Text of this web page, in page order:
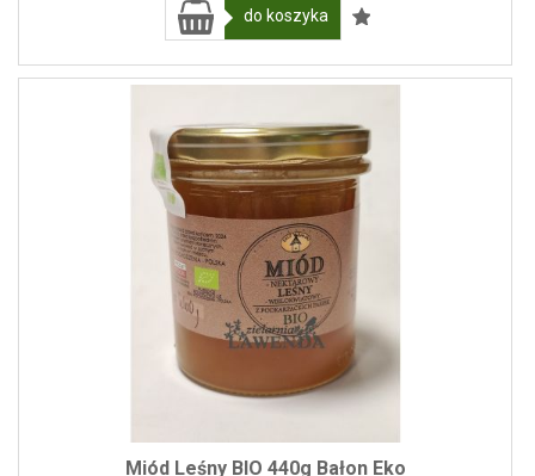
do koszyka
Miód Leśny BIO 440g Bałon Eko